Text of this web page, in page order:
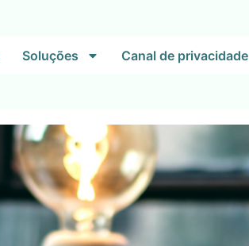
Soluções Canal de privacidade